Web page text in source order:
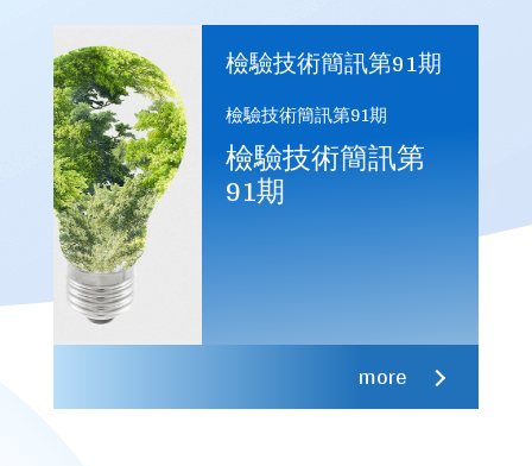
檢驗技術簡訊第91期
檢驗技術簡訊第91期
檢驗技術簡訊第
91期
more